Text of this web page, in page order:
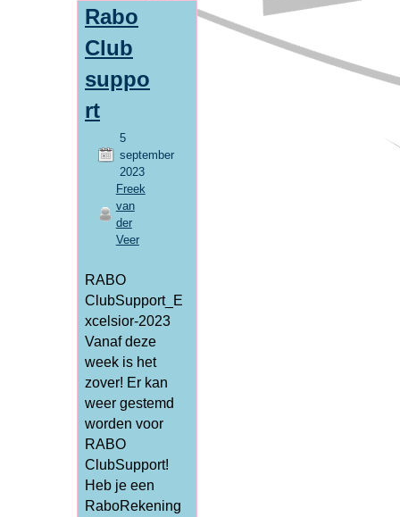
Rabo
Club
suppo
rt
5
september
2023
Freek
van
der
Veer
RABO
ClubSupport_E
xcelsior-2023
Vanaf deze
week is het
zover! Er kan
weer gestemd
worden voor
RABO
ClubSupport!
Heb je een
RaboRekening